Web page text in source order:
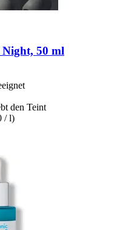
Night, 50 ml
den Teint
/ l)